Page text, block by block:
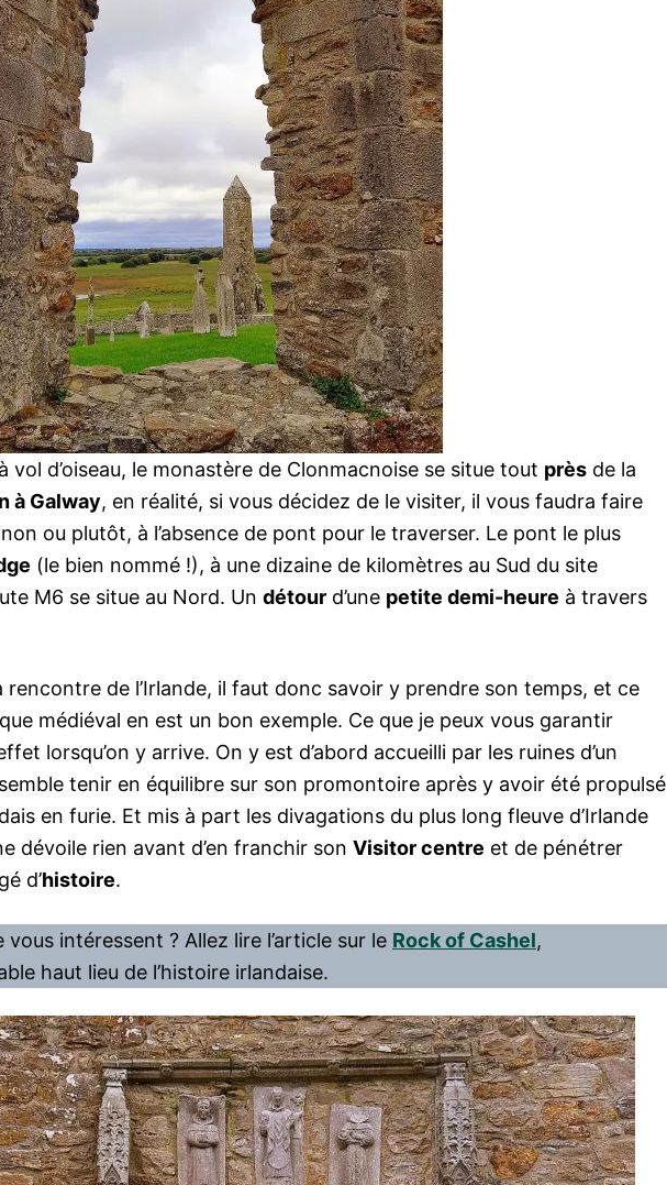
d’oiseau, le monastère de Clonmacnoise se situe tout près de la
à Galway, en réalité, si vous décidez de le visiter, il vous faudra faire
ou plutôt, à l’absence de pont pour le traverser. Le pont le plus
(le bien nommé !), à une dizaine de kilomètres au Sud du site
M6 se situe au Nord. Un détour d’une petite demi-heure à travers
rencontre de l’Irlande, il faut donc savoir y prendre son temps, et ce
médiéval en est un bon exemple. Ce que je peux vous garantir
lorsqu’on y arrive. On y est d’abord accueilli par les ruines d’un
tenir en équilibre sur son promontoire après y avoir été propulsé
en furie. Et mis à part les divagations du plus long fleuve d’Irlande
dévoile rien avant d’en franchir son Visitor centre et de pénétrer
d’histoire.
intéressent ? Allez lire l’article sur le Rock of Cashel,
haut lieu de l’histoire irlandaise.